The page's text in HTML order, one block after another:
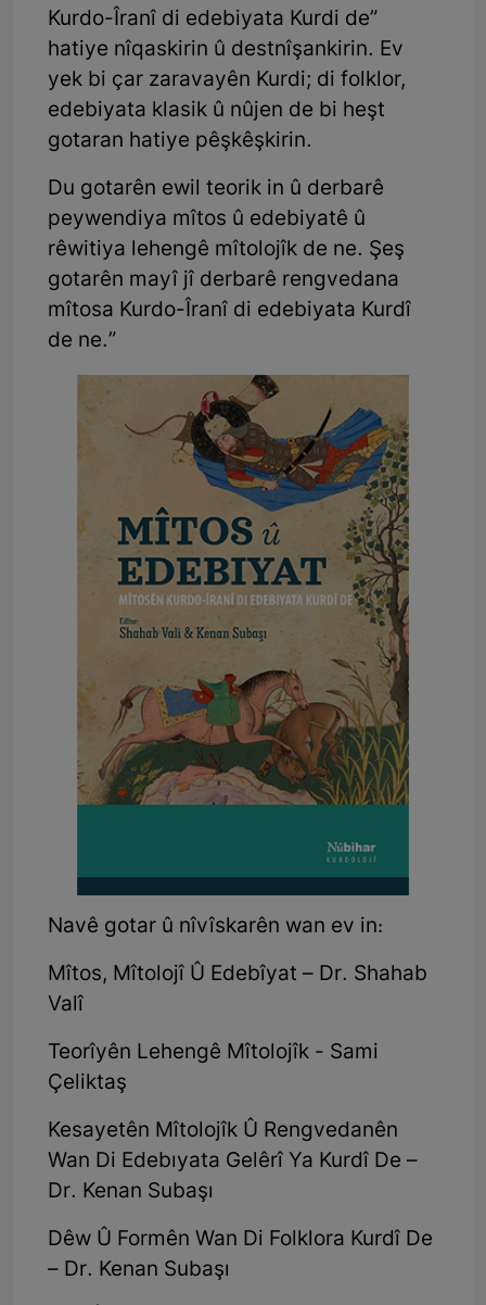
Kurdo-Îranî di edebiyata Kurdi de”
hatiye nîqaskirin û destnîşankirin. Ev
yek bi çar zaravayên Kurdi; di folklor,
edebiyata klasik û nûjen de bi heşt
gotaran hatiye pêşkêşkirin.
Du gotarên ewil teorik in û derbarê
peywendiya mîtos û edebiyatê û
rêwitiya lehengê mîtolojîk de ne. Şeş
gotarên mayî jî derbarê rengvedana
mîtosa Kurdo-Îranî di edebiyata Kurdî
de ne.”
Navê gotar û nîvîskarên wan ev in:
Mîtos, Mîtolojî Û Edebîyat – Dr. Shahab
Valî
Teorîyên Lehengê Mîtolojîk - Sami
Çeliktaş
Kesayetên Mîtolojîk Û Rengvedanên
Wan Di Edebıyata Gelêrî Ya Kurdî De –
Dr. Kenan Subaşı
Dêw Û Formên Wan Di Folklora Kurdî De
– Dr. Kenan Subaşı